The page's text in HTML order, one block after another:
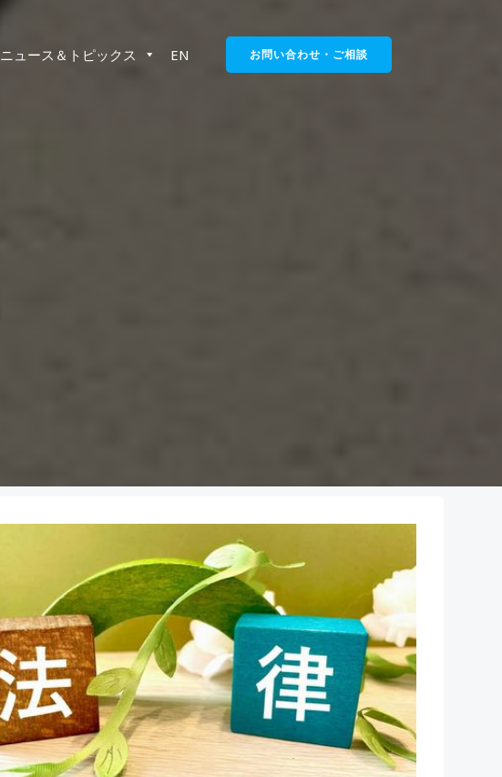
ニュース＆トピックス EN お問い合わせ・ご相談